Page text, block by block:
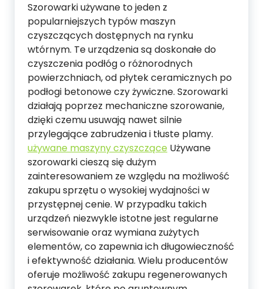
Szorowarki używane to jeden z
popularniejszych typów maszyn
czyszczących dostępnych na rynku
wtórnym. Te urządzenia są doskonałe do
czyszczenia podłóg o różnorodnych
powierzchniach, od płytek ceramicznych po
podłogi betonowe czy żywiczne. Szorowarki
działają poprzez mechaniczne szorowanie,
dzięki czemu usuwają nawet silnie
przylegające zabrudzenia i tłuste plamy.
używane maszyny czyszczące Używane
szorowarki cieszą się dużym
zainteresowaniem ze względu na możliwość
zakupu sprzętu o wysokiej wydajności w
przystępnej cenie. W przypadku takich
urządzeń niezwykle istotne jest regularne
serwisowanie oraz wymiana zużytych
elementów, co zapewnia ich długowieczność
i efektywność działania. Wielu producentów
oferuje możliwość zakupu regenerowanych